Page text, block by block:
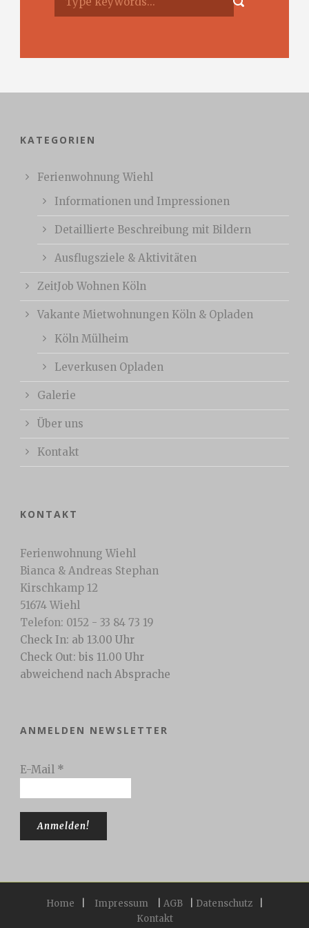
KATEGORIEN
Ferienwohnung Wiehl
Informationen und Impressionen
Detaillierte Beschreibung mit Bildern
Ausflugsziele & Aktivitäten
ZeitJob Wohnen Köln
Vakante Mietwohnungen Köln & Opladen
Köln Mülheim
Leverkusen Opladen
Galerie
Über uns
Kontakt
KONTAKT
Ferienwohnung Wiehl
Bianca & Andreas Stephan
Kirschkamp 12
51674 Wiehl
Telefon: 0152 - 33 84 73 19
Check In: ab 13.00 Uhr
Check Out: bis 11.00 Uhr
abweichend nach Absprache
ANMELDEN NEWSLETTER
E-Mail *
Home Impressum AGB Datenschutz
Kontakt